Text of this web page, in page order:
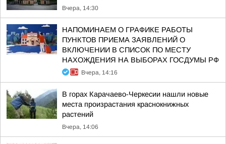
Вчера, 14:30
НАПОМИНАЕМ О ГРАФИКЕ РАБОТЫ
ПУНКТОВ ПРИЕМА ЗАЯВЛЕНИЙ О
ВКЛЮЧЕНИИ В СПИСОК ПО МЕСТУ
НАХОЖДЕНИЯ НА ВЫБОРАХ ГОСДУМЫ РФ
Вчера, 14:16
В горах Карачаево-Черкесии нашли новые
места произрастания краснокнижных
растений
Вчера, 14:06